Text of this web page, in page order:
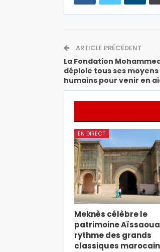
ARTICLE PRÉCÉDENT
La Fondation
déploie tous ses
humains pour venir en
EN DIRECT
Meknès célèbre le
patrimoine
rythme des grands
classiques